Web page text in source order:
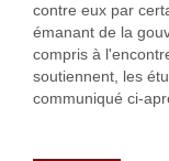
contre eux par
émanant de la
compris à
soutiennent, les
communiqué ci-